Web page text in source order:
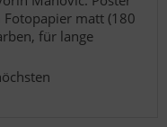
matt (180
für lange